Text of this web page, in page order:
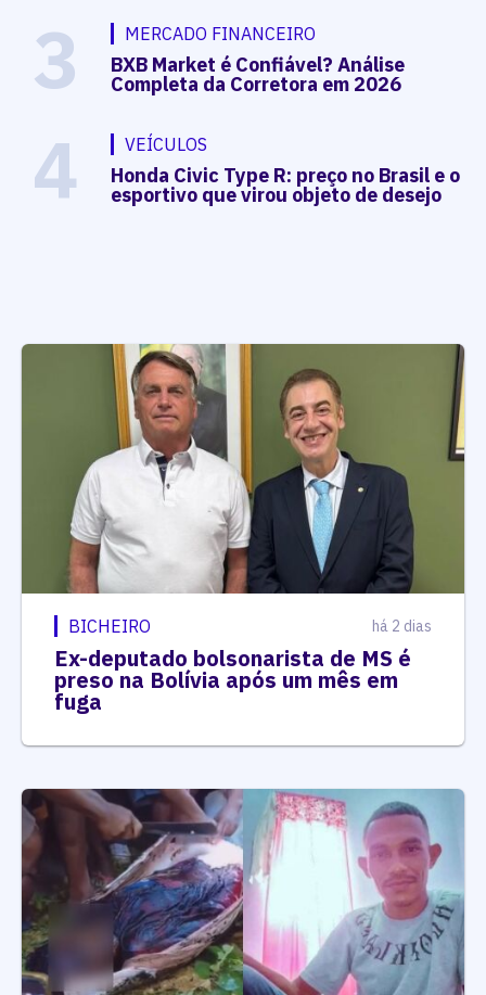
3 MERCADO FINANCEIRO
BXB Market é Confiável? Análise
Completa da Corretora em 2026
4 VEÍCULOS
Honda Civic Type R: preço no Brasil e o
esportivo que virou objeto de desejo
BICHEIRO há 2 dias
Ex-deputado bolsonarista de MS é
preso na Bolívia após um mês em
fuga